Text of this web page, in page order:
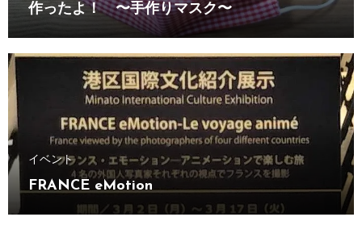
作ったよ！ 〜手作りマスク〜
イベント
FRANCE eMotion